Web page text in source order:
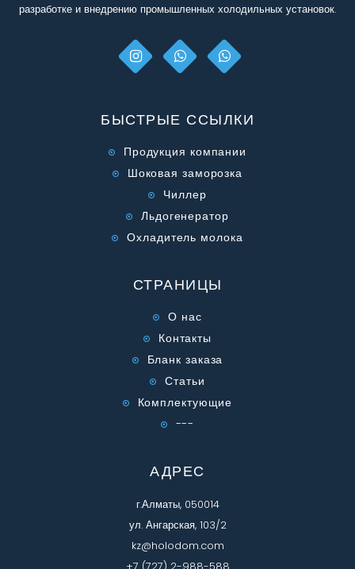
разработке и внедрению промышленных холодильных установок.
БЫСТРЫЕ ССЫЛКИ
Продукция компании
Шоковая заморозка
Чиллер
Льдогенератор
Охладитель молока
СТРАНИЦЫ
О нас
Контакты
Бланк заказа
Статьи
Комплектующие
---
АДРЕС
г.Алматы, 050014
ул. Ангарская, 103/2
kz@holodom.com